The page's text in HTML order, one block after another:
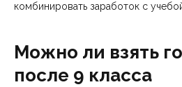
комбинировать заработок с
Можно ли взять
после 9 класса